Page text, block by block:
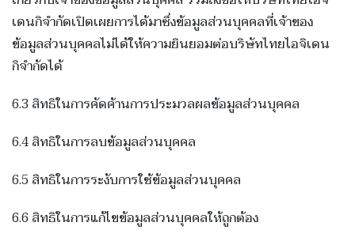
เดนกิจำกัดเปิดเผยการได้มาซึ่งข้อมูลส่วนบุคคลที่เจ้าของ
ข้อมูลส่วนบุคคลไม่ได้ให้ความยินยอมต่อบริษัทไทยไอจิเดน
กิจำกัดได้
6.3 สิทธิในการคัดค้านการประมวลผลข้อมูลส่วนบุคคล
6.4 สิทธิในการลบข้อมูลส่วนบุคคล
6.5 สิทธิในการระงับการใช้ข้อมูลส่วนบุคคล
6.6 สิทธิในการแก้ไขข้อมูลส่วนบุคคลให้ถูกต้อง